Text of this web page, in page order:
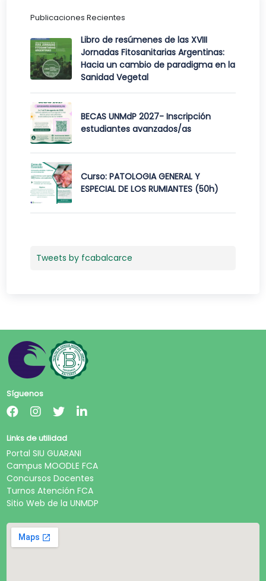
Publicaciones Recientes
Libro de resúmenes de las XVIII
Jornadas Fitosanitarias Argentinas:
Hacia un cambio de paradigma en la
Sanidad Vegetal
BECAS UNMdP 2027- Inscripción
estudiantes avanzados/as
Curso: PATOLOGIA GENERAL Y
ESPECIAL DE LOS RUMIANTES (50h)
Tweets by fcabalcarce
Síguenos
Links de utilidad
Portal SIU GUARANI
Campus MOODLE FCA
Concursos Docentes
Turnos Atención FCA
Sitio Web de la UNMDP